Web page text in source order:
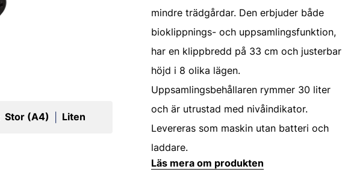
Stor (A4) Liten
mindre trädgårdar. Den erbjuder både
bioklippnings- och uppsamlingsfunktion,
har en klippbredd på 33 cm och justerbar
höjd i 8 olika lägen.
Uppsamlingsbehållaren rymmer 30 liter
och är utrustad med nivåindikator.
Levereras som maskin utan batteri och
laddare.
Läs mera om produkten